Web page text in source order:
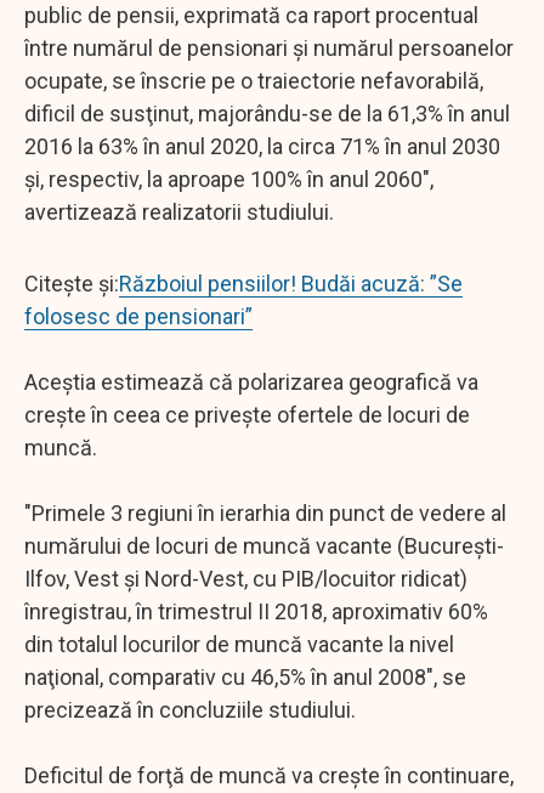
public de pensii, exprimată ca raport procentual
între numărul de pensionari şi numărul persoanelor
ocupate, se înscrie pe o traiectorie nefavorabilă,
dificil de susţinut, majorându-se de la 61,3% în anul
2016 la 63% în anul 2020, la circa 71% în anul 2030
şi, respectiv, la aproape 100% în anul 2060",
avertizează realizatorii studiului.
Citește și:Războiul pensiilor! Budăi acuză: ”Se
folosesc de pensionari”
Aceştia estimează că polarizarea geografică va
creşte în ceea ce priveşte ofertele de locuri de
muncă.
"Primele 3 regiuni în ierarhia din punct de vedere al
numărului de locuri de muncă vacante (Bucureşti-
Ilfov, Vest şi Nord-Vest, cu PIB/locuitor ridicat)
înregistrau, în trimestrul II 2018, aproximativ 60%
din totalul locurilor de muncă vacante la nivel
naţional, comparativ cu 46,5% în anul 2008", se
precizează în concluziile studiului.
Deficitul de forţă de muncă va creşte în continuare,